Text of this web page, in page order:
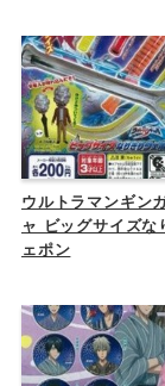
ウルトラマンギン
ャ ビッグサイズな
ェポン